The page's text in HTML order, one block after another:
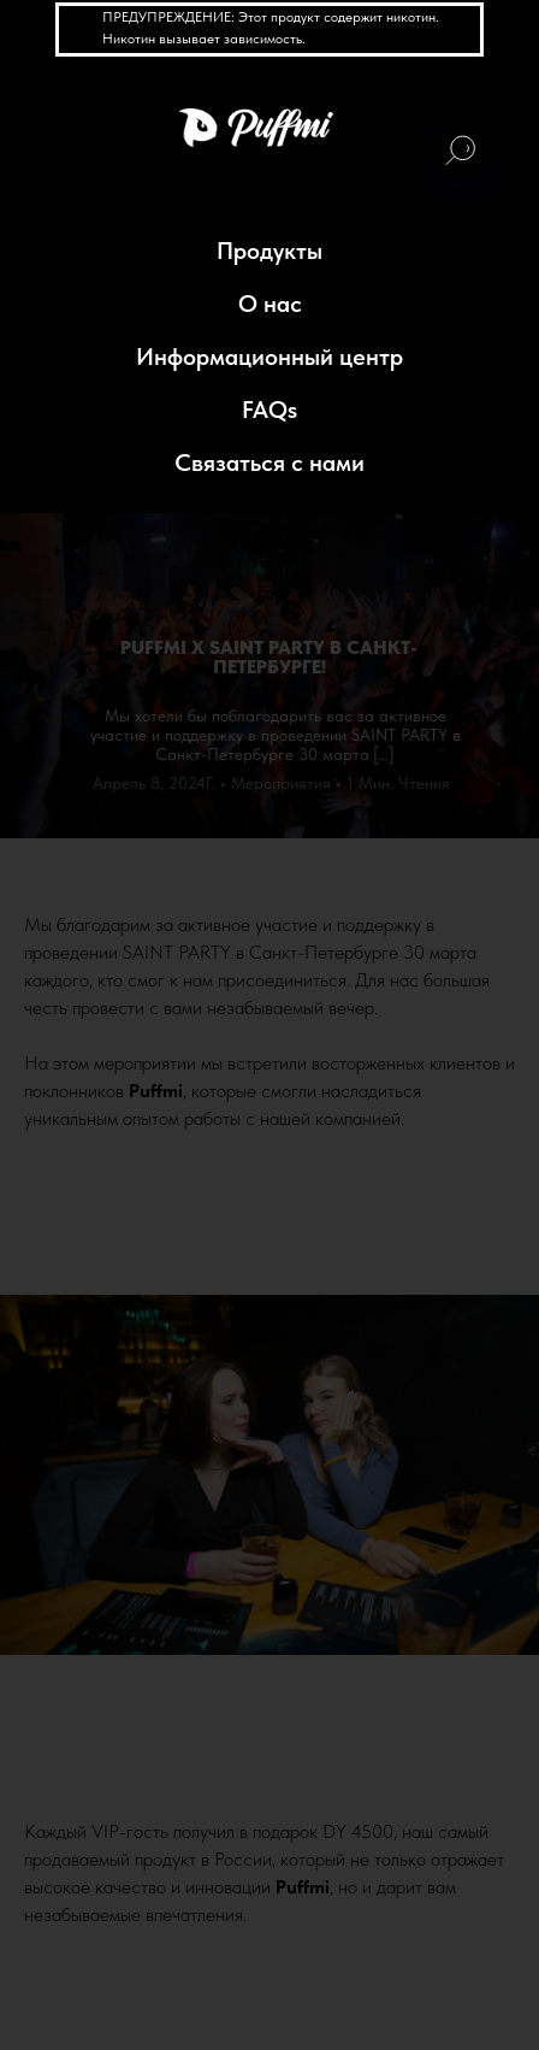
ПРЕДУПРЕЖДЕНИЕ: Этот продукт содержит никотин.
Никотин вызывает зависимость.
Продукты
О нас
Информационный центр
FAQs
Связаться с нами
PUFFMI X SAINT PARTY В САНКТ-
ПЕТЕРБУРГЕ!
Мы хотели бы поблагодарить вас за активное
участие и поддержку в проведении SAINT PARTY в
Санкт-Петербурге 30 марта
Апрель 8, 2024Г. • Мероприятия • 1 Мин. Чтения
Мы благодарим за активное участие и поддержку в
проведении SAINT PARTY в Санкт-Петербурге 30 марта
каждого, кто смог к нам присоединиться. Для нас большая
честь провести с вами незабываемый вечер.
На этом мероприятии мы встретили восторженных клиентов и
поклонников Puffmi, которые смогли насладиться
уникальным опытом работы с нашей компанией.
Каждый VIP-гость получил в подарок DY 4500, наш самый
продаваемый продукт в России, который не только отражает
высокое качество и инновации Puffmi, но и дарит вам
незабываемые впечатления.